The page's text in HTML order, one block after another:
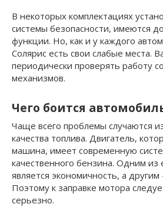
В некоторых комплектациях
системы безопасности, имеются
функции. Но, как и у каждого
Солярис есть свои слабые места.
периодически проверять работу
механизмов.
Чего боится
Чаще всего проблемы случаются
качества топлива. Двигатель,
машина, имеет современную
качественного бензина. Одним из
является экономичность, а
Поэтому к заправке мотора
серьезно.